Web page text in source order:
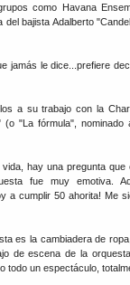
como Havana
bajista Adalberto
jamás le dice...prefiere
a su trabajo con la
"La fórmula", nominado
hay una pregunta que
fue muy emotiva.
a cumplir 50 ahorita! Me
es la cambiadera de
de escena de la
todo un espectáculo,